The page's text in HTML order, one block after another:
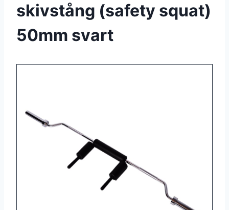
skivstång (safety squat)
50mm svart